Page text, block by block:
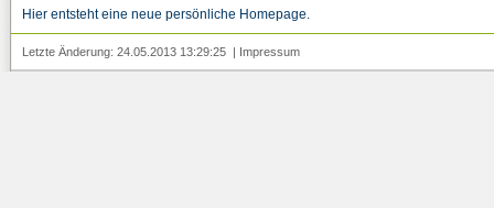
Hier entsteht eine neue persönliche Homepage.
Letzte Änderung: 24.05.2013 13:29:25 | Impressum